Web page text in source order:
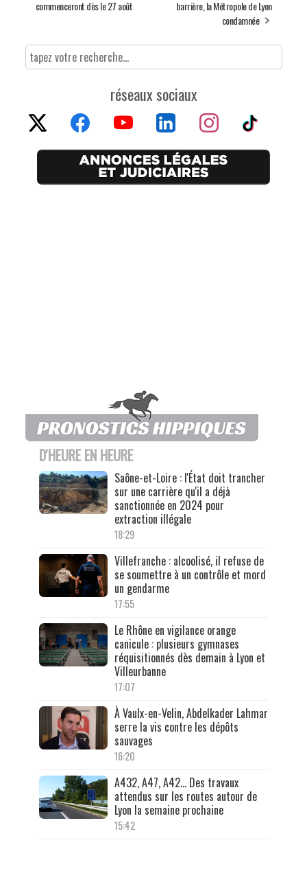
commenceront dès le 27 août
barrière, la Métropole de Lyon
condamnée
réseaux sociaux
D'HEURE EN HEURE
Saône-et-Loire : l'État doit trancher
sur une carrière qu'il a déjà
sanctionnée en 2024 pour
extraction illégale
18:29
Villefranche : alcoolisé, il refuse de
se soumettre à un contrôle et mord
un gendarme
17:55
Le Rhône en vigilance orange
canicule : plusieurs gymnases
réquisitionnés dès demain à Lyon et
Villeurbanne
17:07
À Vaulx-en-Velin, Abdelkader Lahmar
serre la vis contre les dépôts
sauvages
16:20
A432, A47, A42… Des travaux
attendus sur les routes autour de
Lyon la semaine prochaine
15:42